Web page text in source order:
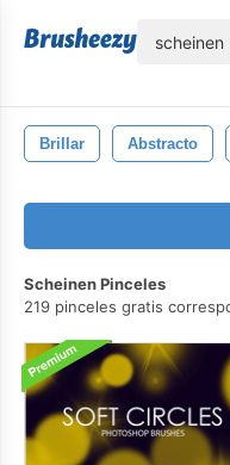
Brillar Abstracto
Scheinen Pinceles
219 pinceles gratis